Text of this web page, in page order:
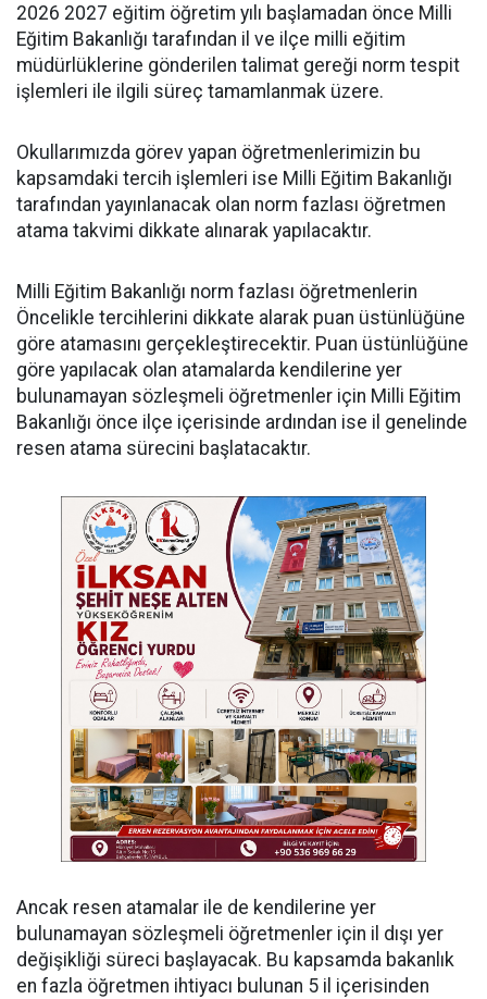
2026 2027 eğitim öğretim yılı başlamadan önce Milli
Eğitim Bakanlığı tarafından il ve ilçe milli eğitim
müdürlüklerine gönderilen talimat gereği norm tespit
işlemleri ile ilgili süreç tamamlanmak üzere.
Okullarımızda görev yapan öğretmenlerimizin bu
kapsamdaki tercih işlemleri ise Milli Eğitim Bakanlığı
tarafından yayınlanacak olan norm fazlası öğretmen
atama takvimi dikkate alınarak yapılacaktır.
Milli Eğitim Bakanlığı norm fazlası öğretmenlerin
Öncelikle tercihlerini dikkate alarak puan üstünlüğüne
göre atamasını gerçekleştirecektir. Puan üstünlüğüne
göre yapılacak olan atamalarda kendilerine yer
bulunamayan sözleşmeli öğretmenler için Milli Eğitim
Bakanlığı önce ilçe içerisinde ardından ise il genelinde
resen atama sürecini başlatacaktır.
Ancak resen atamalar ile de kendilerine yer
bulunamayan sözleşmeli öğretmenler için il dışı yer
değişikliği süreci başlayacak. Bu kapsamda bakanlık
en fazla öğretmen ihtiyacı bulunan 5 il içerisinden